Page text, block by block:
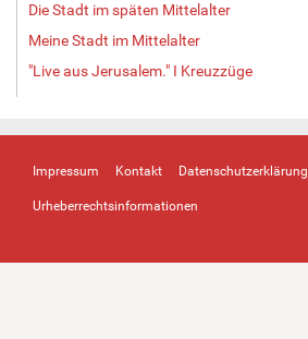
Die Stadt im späten Mittelalter
Meine Stadt im Mittelalter
"Live aus Jerusalem." I Kreuzzüge
Impressum Kontakt Datenschutzerklärung
Urheberrechtsinformationen